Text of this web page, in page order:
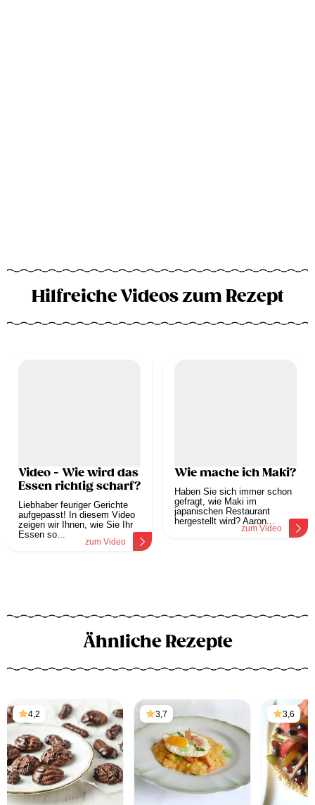
Hilfreiche Videos zum Rezept
Video - Wie wird das
Essen richtig scharf?
Liebhaber feuriger Gerichte
aufgepasst! In diesem Video
zeigen wir Ihnen, wie Sie Ihr
Essen so...
zum Video
Wie mache ich Maki?
Haben Sie sich immer schon
gefragt, wie Maki im
japanischen Restaurant
hergestellt wird? Aaron...
zum Video
Ähnliche Rezepte
4,2 3,7 3,6